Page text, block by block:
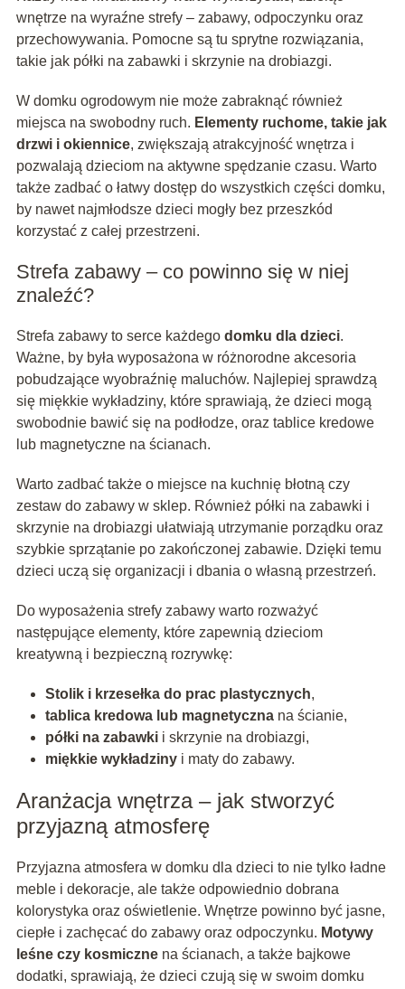
wnętrze na wyraźne strefy – zabawy, odpoczynku oraz
przechowywania. Pomocne są tu sprytne rozwiązania,
takie jak półki na zabawki i skrzynie na drobiazgi.
W domku ogrodowym nie może zabraknąć również
miejsca na swobodny ruch. Elementy ruchome, takie jak
drzwi i okiennice, zwiększają atrakcyjność wnętrza i
pozwalają dzieciom na aktywne spędzanie czasu. Warto
także zadbać o łatwy dostęp do wszystkich części domku,
by nawet najmłodsze dzieci mogły bez przeszkód
korzystać z całej przestrzeni.
Strefa zabawy – co powinno się w niej
znaleźć?
Strefa zabawy to serce każdego domku dla dzieci.
Ważne, by była wyposażona w różnorodne akcesoria
pobudzające wyobraźnię maluchów. Najlepiej sprawdzą
się miękkie wykładziny, które sprawiają, że dzieci mogą
swobodnie bawić się na podłodze, oraz tablice kredowe
lub magnetyczne na ścianach.
Warto zadbać także o miejsce na kuchnię błotną czy
zestaw do zabawy w sklep. Również półki na zabawki i
skrzynie na drobiazgi ułatwiają utrzymanie porządku oraz
szybkie sprzątanie po zakończonej zabawie. Dzięki temu
dzieci uczą się organizacji i dbania o własną przestrzeń.
Do wyposażenia strefy zabawy warto rozważyć
następujące elementy, które zapewnią dzieciom
kreatywną i bezpieczną rozrywkę:
Stolik i krzesełka do prac plastycznych,
tablica kredowa lub magnetycznana ścianie,
półki na zabawkii skrzynie na drobiazgi,
miękkie wykładzinyi maty do zabawy.
Aranżacja wnętrza – jak stworzyć
przyjazną atmosferę
Przyjazna atmosfera w domku dla dzieci to nie tylko ładne
meble i dekoracje, ale także odpowiednio dobrana
kolorystyka oraz oświetlenie. Wnętrze powinno być jasne,
ciepłe i zachęcać do zabawy oraz odpoczynku. Motywy
leśne czy kosmicznena ścianach, a także bajkowe
dodatki, sprawiają, że dzieci czują się w swoim domku